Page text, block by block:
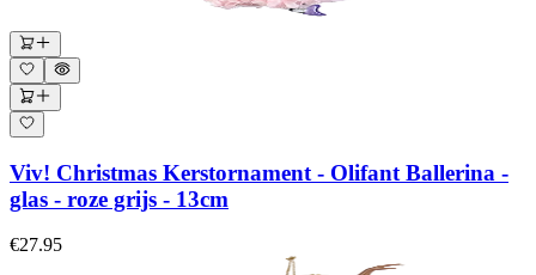
Viv! Christmas Kerstornament - Olifant Ballerina -
glas - roze grijs - 13cm
€27.95